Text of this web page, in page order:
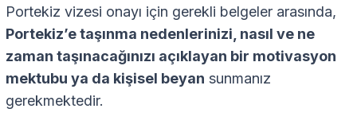
Portekiz vizesi onayı için gerekli belgeler arasında,
Portekiz’e taşınma nedenlerinizi, nasıl ve ne
zaman taşınacağınızı açıklayan bir motivasyon
mektubu ya da kişisel beyan sunmanız
gerekmektedir.